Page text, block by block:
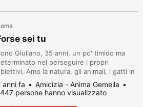
sei tu
Giuliano, 35 anni, un po' timido ma
nel perseguire i propri
Amo la natura, gli animali, i gatti in
la mia professione. Vorrei
una ragazza max 40 anni
sinceramente intenzionata a costruire un
anni fa
Amicizia - Anima Gemella
persone hanno visualizzato